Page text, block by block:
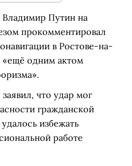
Путин на
прокомментировал
в Ростове-на-
«ещё одним актом
что удар мог
гражданской
избежать
работе